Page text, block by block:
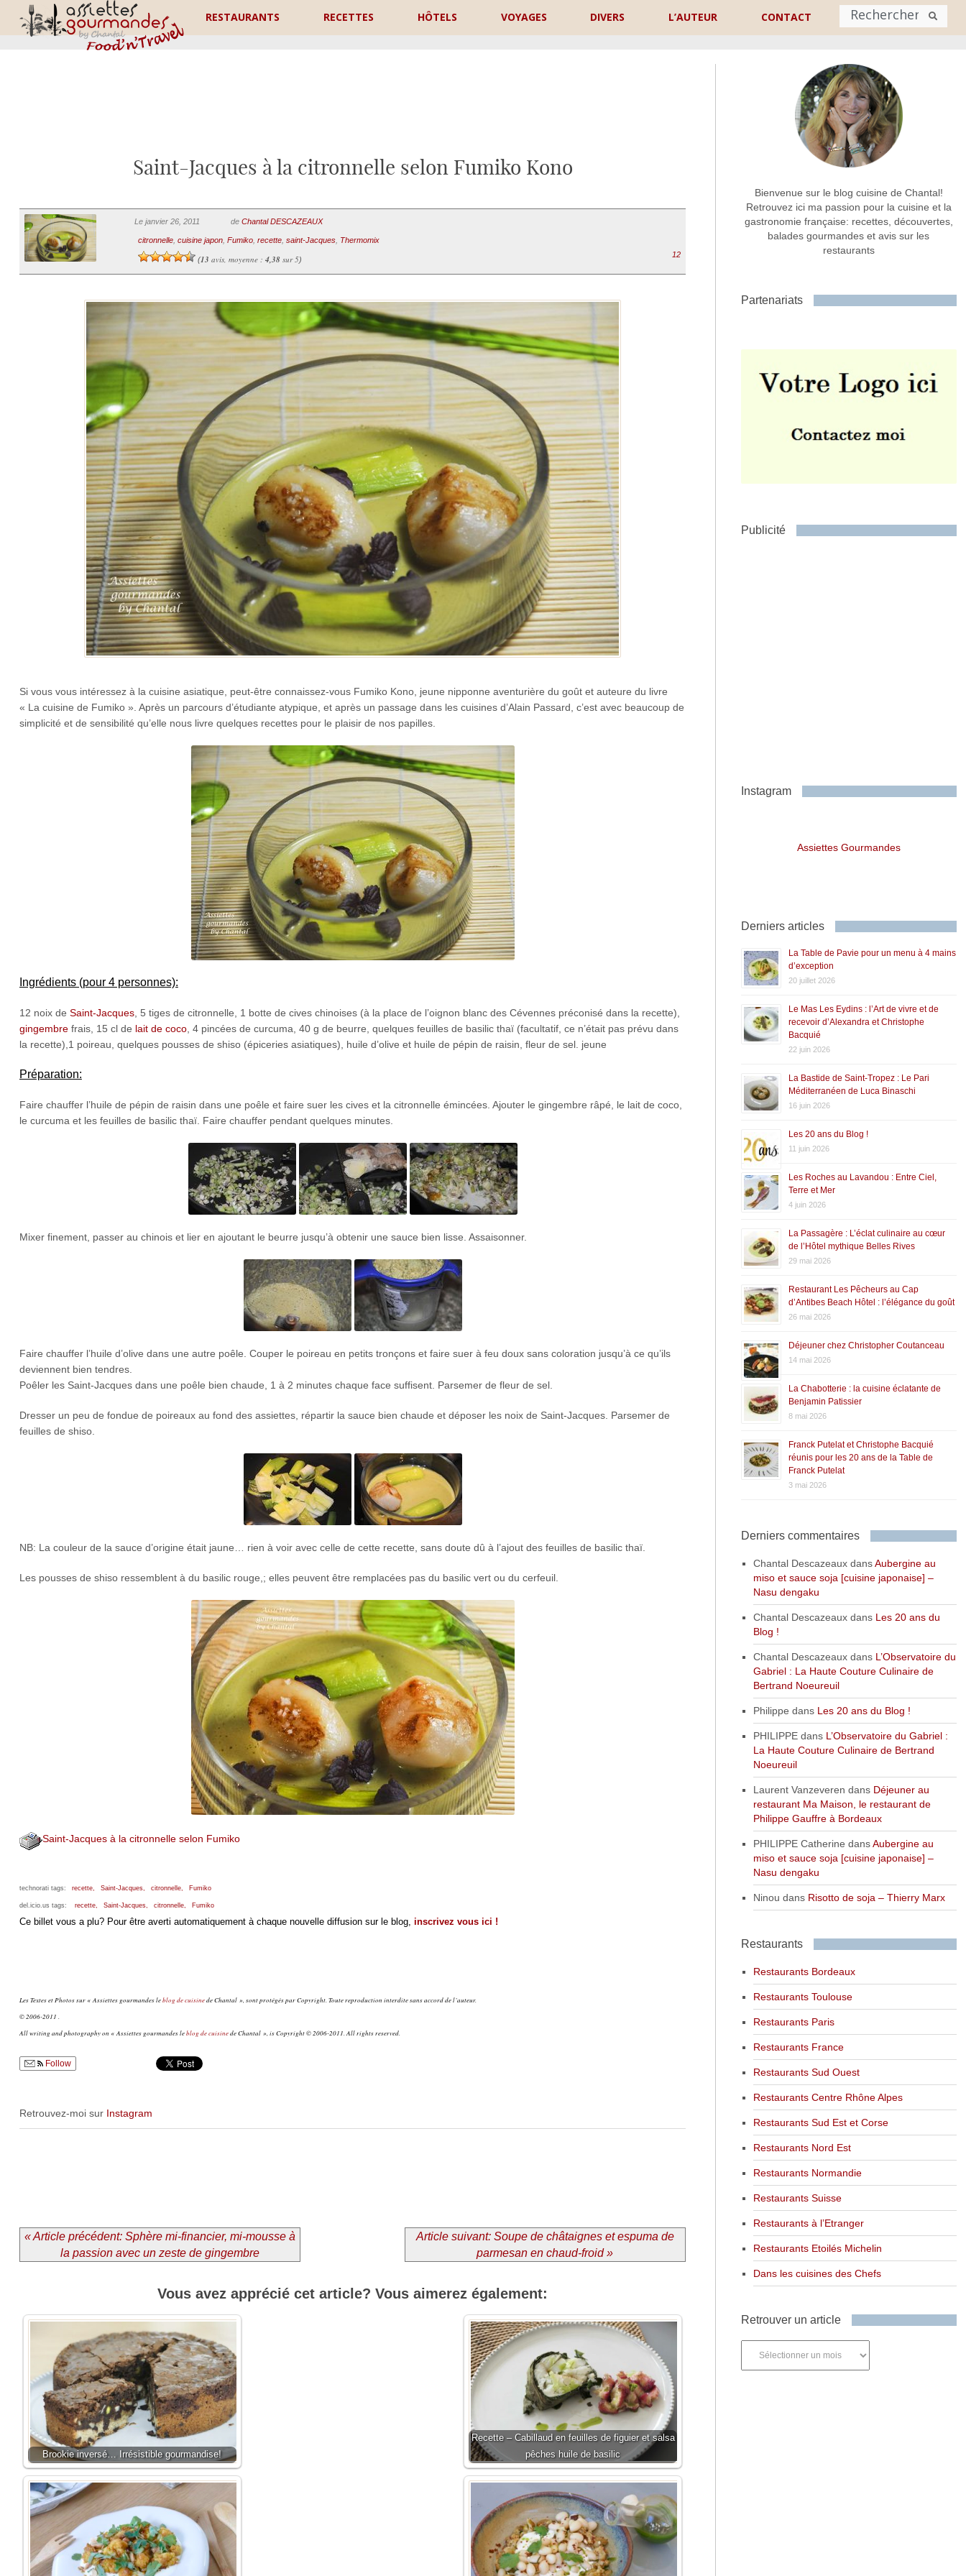
RESTAURANTS RECETTES HÔTELS VOYAGES DIVERS L’AUTEUR CONTACT
Nom
Commentaire ou message *
Saint-Jacques à la citronnelle selon Fumiko Kono
Le janvier 26, 2011 de Chantal DESCAZEAUX
citronnelle, cuisine japon, Fumiko, recette, saint-Jacques, Thermomix
(13 avis, moyenne : 4,38 sur 5)
12
Si vous vous intéressez à la cuisine asiatique, peut-être connaissez-vous Fumiko Kono, jeune nipponne aventurière du goût et auteure du livre
« La cuisine de Fumiko ». Après un parcours d’étudiante atypique, et après un passage dans les cuisines d’Alain Passard, c’est avec beaucoup de
simplicité et de sensibilité qu’elle nous livre quelques recettes pour le plaisir de nos papilles.
Ingrédients (pour 4 personnes):
12 noix de Saint-Jacques, 5 tiges de citronnelle, 1 botte de cives chinoises (à la place de l’oignon blanc des Cévennes préconisé dans la recette),
gingembrefrais, 15 cl de lait de coco, 4 pincées de curcuma, 40 g de beurre, quelques feuilles de basilic thaï (facultatif, ce n’était pas prévu dans
la recette),1 poireau, quelques pousses de shiso (épiceries asiatiques), huile d’olive et huile de pépin de raisin, fleur de sel. jeune
Préparation:
Faire chauffer l’huile de pépin de raisin dans une poêle et faire suer les cives et la citronnelle émincées. Ajouter le gingembre râpé, le lait de coco,
le curcuma et les feuilles de basilic thaï. Faire chauffer pendant quelques minutes.
Mixer finement, passer au chinois et lier en ajoutant le beurre jusqu’à obtenir une sauce bien lisse. Assaisonner.
Faire chauffer l’huile d’olive dans une autre poêle. Couper le poireau en petits tronçons et faire suer à feu doux sans coloration jusqu’à ce qu’ils
deviennent bien tendres.
Poêler les Saint-Jacques dans une poêle bien chaude, 1 à 2 minutes chaque face suffisent. Parsemer de fleur de sel.
Dresser un peu de fondue de poireaux au fond des assiettes, répartir la sauce bien chaude et déposer les noix de Saint-Jacques. Parsemer de
feuilles de shiso.
NB: La couleur de la sauce d’origine était jaune… rien à voir avec celle de cette recette, sans doute dû à l’ajout des feuilles de basilic thaï.
Les pousses de shiso ressemblent à du basilic rouge,; elles peuvent être remplacées pas du basilic vert ou du cerfeuil.
Saint-Jacques à la citronnelle selon Fumiko
technorati tags: recette, Saint-Jacques, citronnelle, Fumiko
del.icio.us tags: recette, Saint-Jacques, citronnelle, Fumiko
Ce billet vous a plu? Pour être averti automatiquement à chaque nouvelle diffusion sur le blog, inscrivez vous ici !
Les Textes et Photos sur « Assiettes gourmandes leblog de cuisinede Chantal », sont protégés par Copyright. Toute reproduction interdite sans accord de l’auteur.
© 2006-2011 .
All writing and photography on « Assiettes gourmandes leblog de cuisinede Chantal », is Copyright © 2006-2011. All rights reserved.
Follow
Retrouvez-moi sur Instagram
« Article précédent: Sphère mi-financier, mi-mousse à
la passion avec un zeste de gingembre
Article suivant: Soupe de châtaignes et espuma de
parmesan en chaud-froid »
Vous avez apprécié cet article? Vous aimerez également:
Brookie inversé… Irrésistible gourmandise!
Recette – Cabillaud en feuilles de figuier et salsa
pêches huile de basilic
Bienvenue sur le blog cuisine de Chantal!
Retrouvez ici ma passion pour la cuisine et la
gastronomie française: recettes, découvertes,
balades gourmandes et avis sur les
restaurants
Partenariats
Publicité
Instagram
Assiettes Gourmandes
Derniers articles
La Table de Pavie pour un menu à 4 mains
d’exception
20 juillet 2026
Le Mas Les Eydins : l’Art de vivre et de
recevoir d’Alexandra et Christophe
Bacquié
22 juin 2026
La Bastide de Saint-Tropez : Le Pari
Méditerranéen de Luca Binaschi
16 juin 2026
Les 20 ans du Blog !
11 juin 2026
Les Roches au Lavandou : Entre Ciel,
Terre et Mer
4 juin 2026
La Passagère : L’éclat culinaire au cœur
de l’Hôtel mythique Belles Rives
29 mai 2026
Restaurant Les Pêcheurs au Cap
d’Antibes Beach Hôtel : l’élégance du goût
26 mai 2026
Déjeuner chez Christopher Coutanceau
14 mai 2026
La Chabotterie : la cuisine éclatante de
Benjamin Patissier
8 mai 2026
Franck Putelat et Christophe Bacquié
réunis pour les 20 ans de la Table de
Franck Putelat
3 mai 2026
Derniers commentaires
Chantal DescazeauxdansAubergine au
miso et sauce soja [cuisine japonaise] –
Nasu dengaku
Chantal Descazeauxdans Les 20 ans du
Blog !
Chantal Descazeauxdans L’Observatoire du
Gabriel : La Haute Couture Culinaire de
Bertrand Noeureuil
Philippe dans Les 20 ans du Blog !
PHILIPPEdans L’Observatoire du Gabriel :
La Haute Couture Culinaire de Bertrand
Noeureuil
Laurent Vanzeveren dans Déjeuner au
restaurant Ma Maison, le restaurant de
Philippe Gauffre à Bordeaux
PHILIPPE Catherine dansAubergine au
miso et sauce soja [cuisine japonaise] –
Nasu dengaku
Ninou dans Risotto de soja – Thierry Marx
Restaurants
Restaurants Bordeaux
Restaurants Toulouse
Restaurants Paris
Restaurants France
Restaurants Sud Ouest
Restaurants Centre Rhône Alpes
Restaurants Sud Est et Corse
Restaurants Nord Est
Restaurants Normandie
Restaurants Suisse
Restaurants à l’Etranger
Restaurants Etoilés Michelin
Dans les cuisines des Chefs
Retrouver un article